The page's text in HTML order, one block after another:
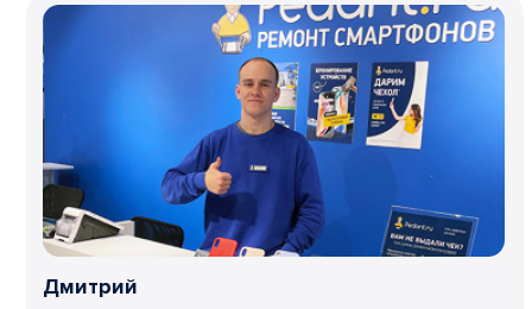
Дмитрий